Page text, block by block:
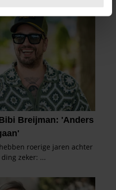
en advertenties te
voor social media te bieden
analyseren. Ook delen we
onze site met onze
en analyse. Deze
combineren met andere
verstrekt of die ze hebben
van hun services. U
als u onze website blijft